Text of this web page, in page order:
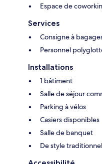
Espace de
Services
Consigne à
Personnel
Installations
1 bâtiment
Salle de séjour
Parking à vélos
Casiers disponibles
Salle de banquet
De style traditionnel